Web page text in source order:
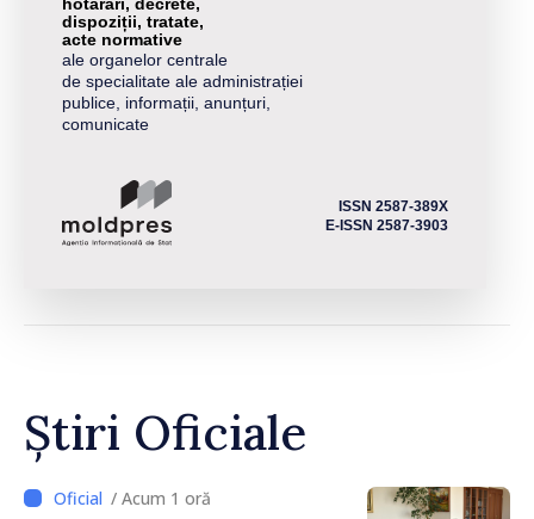
hotărâri, decrete,
dispoziții, tratate,
acte normative
ale organelor centrale
de specialitate ale administrației
publice, informații, anunțuri,
comunicate
ISSN 2587-389X
E-ISSN 2587-3903
Știri Oficiale
/ Acum 1 oră